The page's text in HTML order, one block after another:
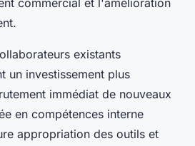
commercial et l'amélioration
existants
un investissement plus
immédiat de nouveaux
en compétences interne
appropriation des outils et